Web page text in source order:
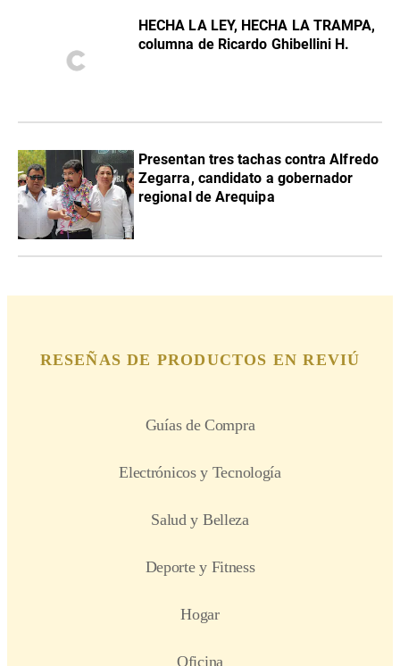
HECHA LA LEY, HECHA LA TRAMPA,
columna de Ricardo Ghibellini H.
Presentan tres tachas contra Alfredo
Zegarra, candidato a gobernador
regional de Arequipa